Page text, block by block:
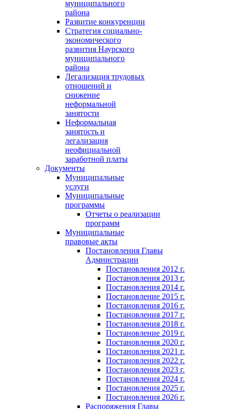
муниципального
района
Развитие конкуренции
Стратегия социально-
экономического
развития Наурского
муниципального
района
Легализация трудовых
отношений и
снижение
неформальной
занятости
Неформальная
занятость и
легализация
неофициальной
заработной платы
Документы
Муниципальные
услуги
Муниципальные
программы
Отчеты о реализации
программ
Муниципальные
правовые акты
Постановления Главы
Адмнистрации
Постановления 2012 г.
Постановления 2013 г.
Постановления 2014 г.
Постановление 2015 г.
Постановления 2016 г.
Постановления 2017 г.
Постановления 2018 г.
Постановление 2019 г.
Постановления 2020 г.
Постановления 2021 г.
Постановления 2022 г.
Постановления 2023 г.
Постановления 2024 г.
Постановления 2025 г.
Постановления 2026 г.
Распоряжения Главы